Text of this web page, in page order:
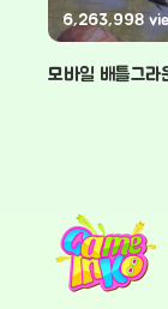
6,263,998
모바일 배틀그